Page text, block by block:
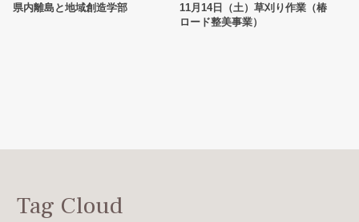
県内離島と地域創造学部
11月14日（土）草刈り作業（椿
ロード整美事業）
Tag Cloud